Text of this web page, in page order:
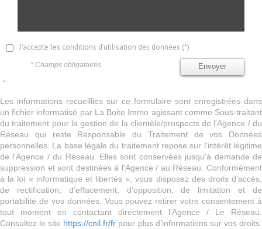
J'accepte les conditions d'utilisation des données (*)
Envoyer
* Champs obligatoires
* :
Les informations recueillies sur ce formulaire sont enregistrées dans
un fichier informatisé par La Boite Immo agissant comme Sous-traitant
du traitement pour la gestion de la clientèle/prospects de l'Agence / du
Réseau qui reste Responsable du Traitement de vos Données
personnelles. La base légale du traitement repose sur l'intérêt légitime
de l'Agence / du Réseau. Elles sont conservées jusqu'à demande de
suppression et sont destinées à l'Agence / au Réseau. Conformément
à la loi « informatique et libertés », vous disposez des droits d’accès,
de rectification, d’effacement, d’opposition, de limitation et de
portabilité de vos données. Vous pouvez retirer votre consentement à
tout moment en contactant directement l’Agence / Le Réseau.
Consultez le site https://cnil.fr/fr pour plus d’informations sur vos droits.